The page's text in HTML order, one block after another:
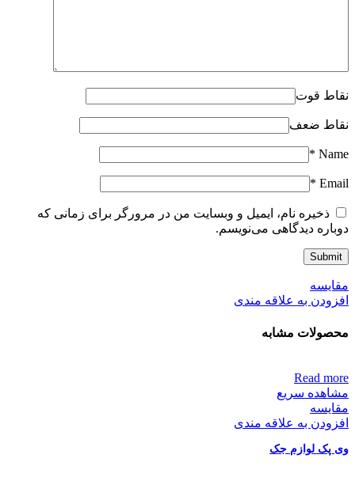
نقاط قوت
نقاط ضعف
Name
*
Email
*
ذخیره نام، ایمیل و وبسایت من در مرورگر برای زمانی که
دوباره دیدگاهی می‌نویسم.
مقایسه
افزودن به علاقه مندی
محصولات مشابه
Read more
مشاهده سریع
مقایسه
افزودن به علاقه مندی
وی پک لوازم جک